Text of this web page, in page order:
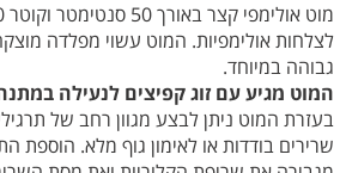
לצלחות אולימפיות. המוט עשוי מפלדה
גבוהה במיוחד.
המוט מגיע עם זוג קפיצים לנעילה
בעזרת המוט ניתן לבצע מגוון רחב של
שרירים בודדות או לאימון גוף מלא. הוספת